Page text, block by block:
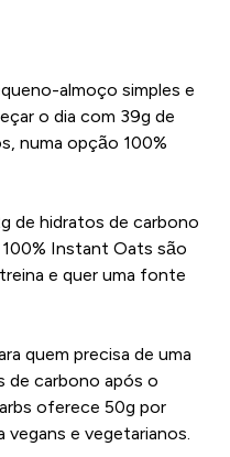
almoço simples e
o dia com 39g de
numa opção 100%
de hidratos de carbono
Instant Oats são
e quer uma fonte
quem precisa de uma
de carbono após o
oferece 50g por
vegans e vegetarianos.